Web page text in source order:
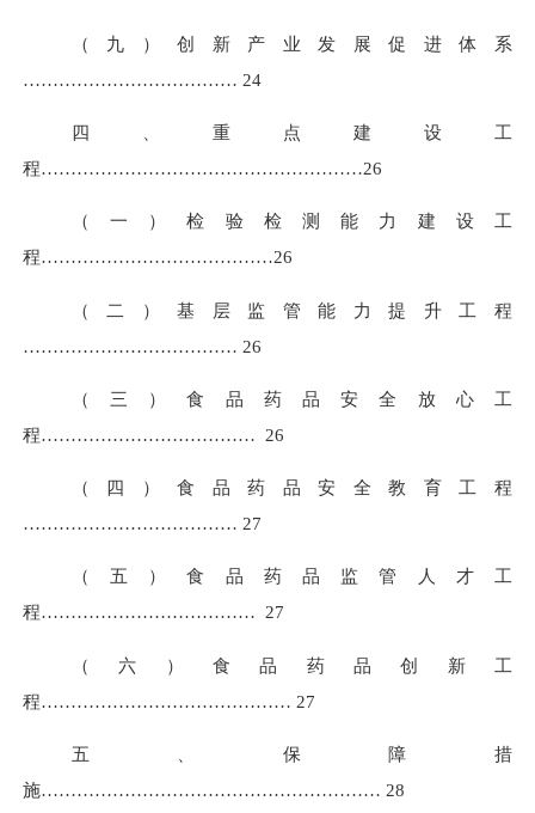
（九）创新产业发展促进体系
……………………………… 24
四、重点建设工
程………………………………………………26
（一）检验检测能力建设工
程…………………………………26
（二）基层监管能力提升工程
……………………………… 26
（三）食品药品安全放心工
程……………………………… 26
（四）食品药品安全教育工程
……………………………… 27
（五）食品药品监管人才工
程……………………………… 27
（六）食品药品创新工
程…………………………………… 27
五、保障措
施………………………………………………… 28